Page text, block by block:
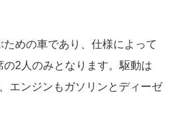
めの車であり、仕様によって
2人のみとなります。駆動は
エンジンもガソリンとディーゼ